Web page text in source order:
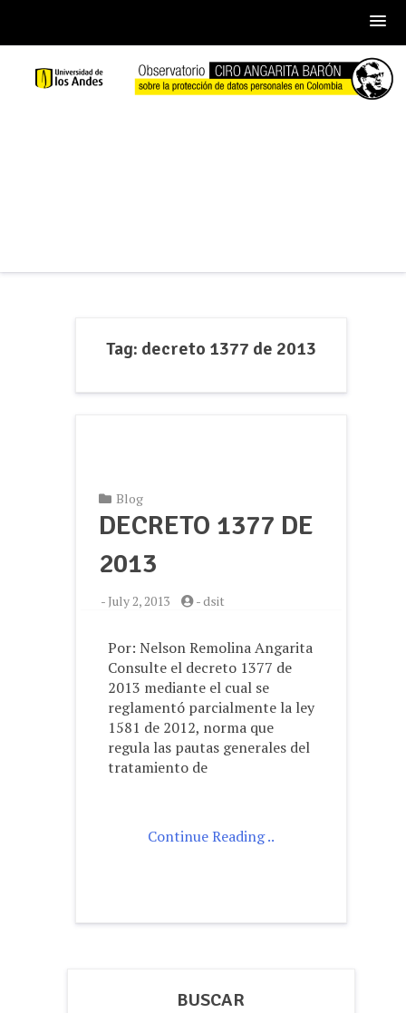
content
Tag: decreto 1377 de 2013
Blog
DECRETO 1377 DE
2013
- July 2, 2013 -dsit
Por: Nelson Remolina Angarita
Consulte el decreto 1377 de
2013 mediante el cual se
reglamentó parcialmente la ley
1581 de 2012, norma que
regula las pautas generales del
tratamiento de
Continue Reading ..
BUSCAR